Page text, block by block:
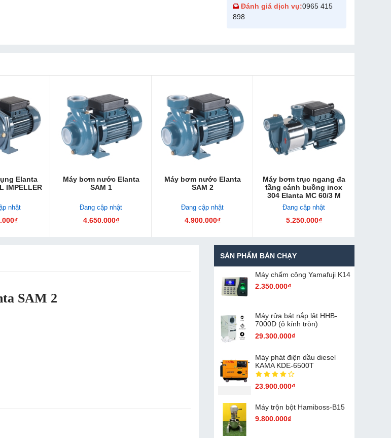
Đánh giá dịch vụ:0965 415
898
Elanta
IMPELLER
nhật
Máy bơm nước Elanta
SAM 1
Đang cập nhật
4.650.000₫
Máy bơm nước Elanta
SAM 2
Đang cập nhật
4.900.000₫
Máy bơm trục ngang đa
tầng cánh buồng inox
304 Elanta MC 60/3 M
Đang cập nhật
5.250.000₫
SAM 2
SẢN PHẨM BÁN CHẠY
Máy chấm cô​ng Yamafuji K14
2.350.000₫
Máy rửa bát nắp lật HHB-
7000D (ô kính tròn)
29.300.000₫
Máy phát điện dầu diesel
KAMA KDE-6500T
23.900.000₫
Máy trộn bột Hamiboss-B15
9.800.000₫